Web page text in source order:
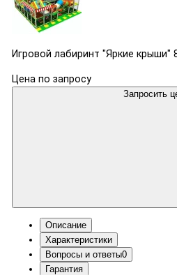
Игровой лабиринт "Яркие крыши"
Цена по запросу
Запросить
Описание
Характеристики
Вопросы и ответы0
Гарантия